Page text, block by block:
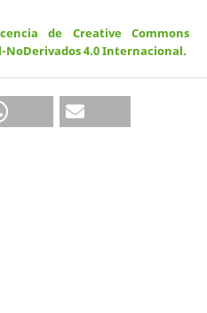
de Creative Commons
4.0 Internacional.